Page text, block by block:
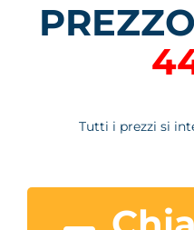
Tutti i prezzi si